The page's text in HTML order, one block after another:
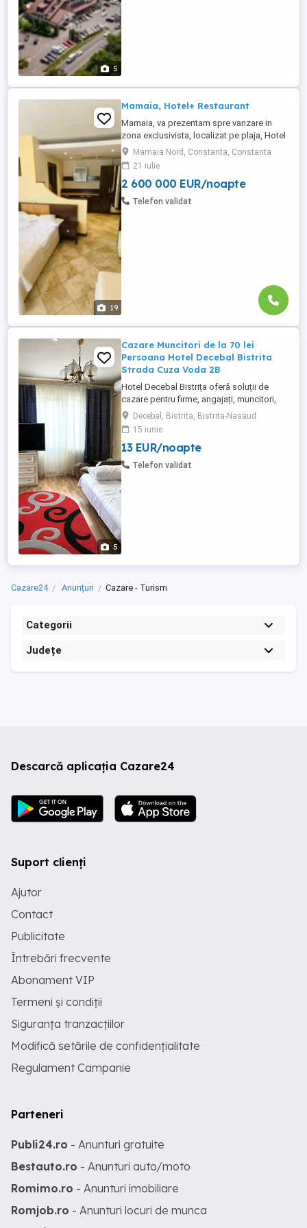
5
19
Mamaia, Hotel+ Restaurant
Mamaia, va prezentam spre vanzare in
zona exclusivista, localizat pe plaja, Hotel
+ Restaurant 4*, P+2 cu autorizatie pt inca
un etaj, cu inca 9 camere, situat chiar pe
malul marii, intr-o zona linistita, dar
totodata aproape de vibratia statiunii.
Teren in proprietate 500 mp. Proprietatea
Mamaia Nord, Constanta, Constanta
21 iulie
2 600 000 EUR/noapte
Telefon validat
5
Cazare Muncitori de la 70 lei
Persoana Hotel Decebal Bistrita
Strada Cuza Voda 2B
Hotel Decebal Bistrița oferă soluții de
cazare pentru firme, angajați, muncitori,
echipe de tehnicieni, delegații și
colaboratori aflați temporar în Bistrița sau
în județul Bistrița-Năsăud. Suntem un hotel
de 2 stele, situat central în Bistrița, potrivit
pentru companiile care caută cazare
Decebal, Bistrita, Bistrita-Nasaud
15 iunie
13 EUR/noapte
Telefon validat
Cazare24 Anunțuri Cazare - Turism
Categorii
Județe
Descarcă aplicația Cazare24
Suport clienți
Ajutor
Contact
Publicitate
Întrebări frecvente
Abonament VIP
Termeni și condiții
Siguranța tranzacțiilor
Modifică setările de confidențialitate
Regulament Campanie
Parteneri
Publi24.ro - Anunturi gratuite
Bestauto.ro - Anunturi auto/moto
Romimo.ro - Anunturi imobiliare
Romjob.ro - Anunturi locuri de munca